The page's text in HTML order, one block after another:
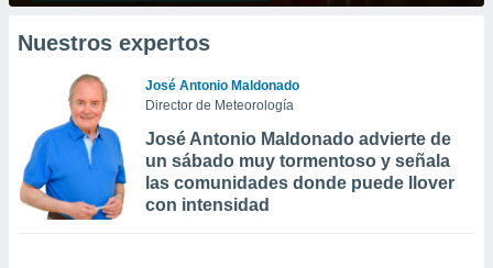
Nuestros expertos
José Antonio Maldonado
Director de Meteorología
José Antonio Maldonado advierte de
un sábado muy tormentoso y señala
las comunidades donde puede llover
con intensidad